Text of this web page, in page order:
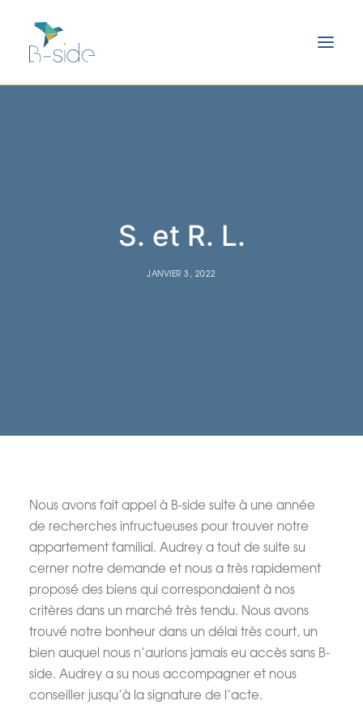
S. et R. L.
JANVIER 3, 2022
Nous avons fait appel à B-side suite à une année
de recherches infructueuses pour trouver notre
appartement familial. Audrey a tout de suite su
cerner notre demande et nous a très rapidement
proposé des biens qui correspondaient à nos
critères dans un marché très tendu. Nous avons
trouvé notre bonheur dans un délai très court, un
bien auquel nous n’aurions jamais eu accès sans B-
side. Audrey a su nous accompagner et nous
conseiller jusqu’à la signature de l’acte.